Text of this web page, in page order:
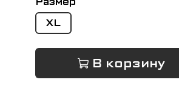
XL
В корзину